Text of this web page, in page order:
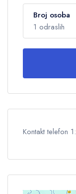
Broj osoba
1 odraslih
Odrasli
Deca
Kontakt telefon 1: